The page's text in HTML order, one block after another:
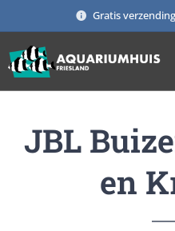
Gratis
JBL
en